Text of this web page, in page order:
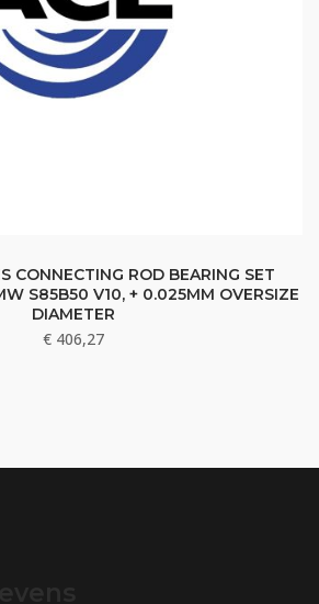
CONNECTING ROD BEARING SET
S85B50 V10, + 0.025MM OVERSIZE
DIAMETER
€ 406,27